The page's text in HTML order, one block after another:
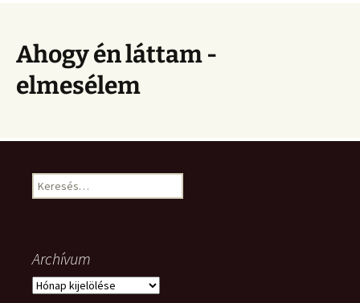
Ahogy én láttam -
elmesélem
Keresés:
Archívum
Archívum